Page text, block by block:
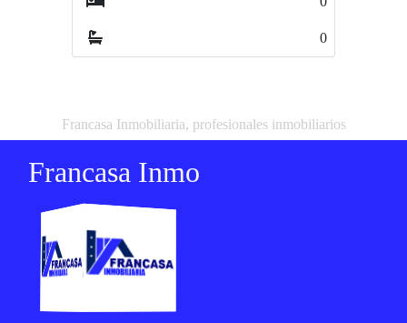
Francasa Inmobiliaria, profesionales inmobiliarios
Francasa Inmo